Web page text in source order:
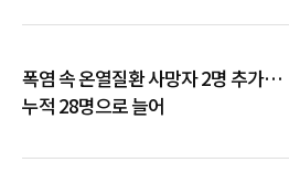
폭염 속 온열질환 사망자 2명 추가…
누적 28명으로 늘어